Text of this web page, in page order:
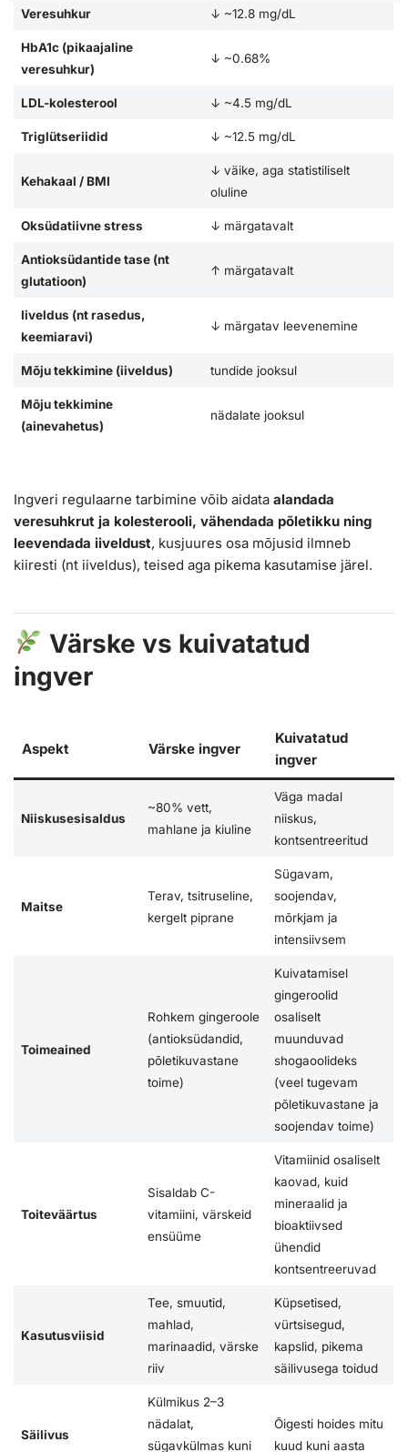
Veresuhkur ↓ ~12.8 mg/dL
HbA1c (pikaajaline
veresuhkur)
↓ ~0.68%
LDL-kolesterool ↓ ~4.5 mg/dL
Triglütseriidid ↓ ~12.5 mg/dL
Kehakaal / BMI
↓ väike, aga statistiliselt
oluline
Oksüdatiivne stress ↓ märgatavalt
Antioksüdantide tase (nt
glutatioon)
↑ märgatavalt
Iiveldus (nt rasedus,
keemiaravi)
↓ märgatav leevenemine
Mõju tekkimine (iiveldus) tundide jooksul
Mõju tekkimine
(ainevahetus)
nädalate jooksul
Ingveri regulaarne tarbimine võib aidata alandada
veresuhkrut ja kolesterooli, vähendada põletikku ning
leevendada iiveldust, kusjuures osa mõjusid ilmneb
kiiresti (nt iiveldus), teised aga pikema kasutamise järel.
Värske vs kuivatatud
ingver
Aspekt Värske ingver
Kuivatatud
ingver
Niiskusesisaldus
~80% vett,
mahlane ja kiuline
Väga madal
niiskus,
kontsentreeritud
Maitse
Terav, tsitruseline,
kergelt piprane
Sügavam,
soojendav,
mõrkjam ja
intensiivsem
Toimeained
Rohkem gingeroole
(antioksüdandid,
põletikuvastane
toime)
Kuivatamisel
gingeroolid
osaliselt
muunduvad
shogaoolideks
(veel tugevam
põletikuvastane ja
soojendav toime)
Toiteväärtus
Sisaldab C-
vitamiini, värskeid
ensüüme
Vitamiinid osaliselt
kaovad, kuid
mineraalid ja
bioaktiivsed
ühendid
kontsentreeruvad
Kasutusviisid
Tee, smuutid,
mahlad,
marinaadid, värske
riiv
Küpsetised,
vürtsisegud,
kapslid, pikema
säilivusega toidud
Säilivus
Külmikus 2–3
nädalat,
sügavkülmas kuni
Õigesti hoides mitu
kuud kuni aasta